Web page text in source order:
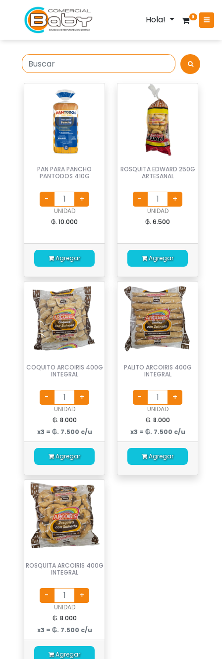
Hola! 0
PAN PARA PANCHO
PANTODOS 410G
UNIDAD
₲. 10.000
Agregar
ROSQUITA EDWARD 250G
ARTESANAL
UNIDAD
₲. 6.500
Agregar
COQUITO ARCOIRIS 400G
INTEGRAL
UNIDAD
₲. 8.000
x3 = ₲. 7.500 c/u
Agregar
PALITO ARCOIRIS 400G
INTEGRAL
UNIDAD
₲. 8.000
x3 = ₲. 7.500 c/u
Agregar
ROSQUITA ARCOIRIS 400G
INTEGRAL
UNIDAD
₲. 8.000
x3 = ₲. 7.500 c/u
Agregar